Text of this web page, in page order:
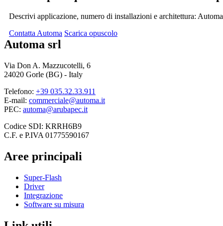
Descrivi applicazione, numero di installazioni e architettura:
Contatta Automa Scarica opuscolo
Automa srl
Via Don A. Mazzucotelli, 6
24020 Gorle (BG) - Italy
Telefono: +39 035.32.33.911
E-mail: commerciale@automa.it
PEC: automa@arubapec.it
Codice SDI: KRRH6B9
C.F. e P.IVA 01775590167
Aree principali
Super-Flash
Driver
Integrazione
Software su misura